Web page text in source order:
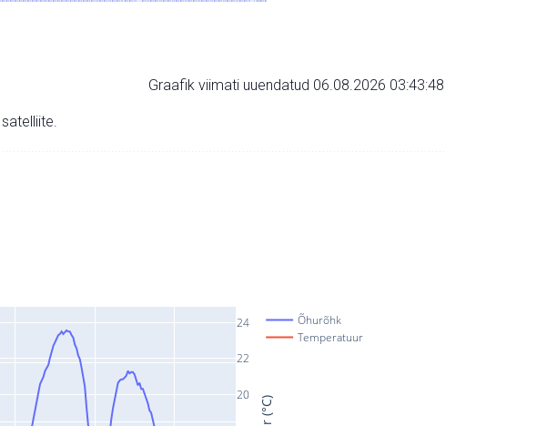
Graafik viimati uuendatud 06.08.2026 03:43:48
20
22
24
Õhurõhk
Temperatuur